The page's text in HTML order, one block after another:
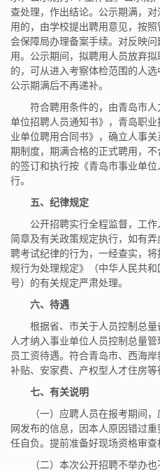
查处理，作出结论。公示期满，
用的，由学校提出聘用意见，按
会保障局办理备案手续。对反映
用。公示期间，拟聘用人员放弃
的，可从进入考察体检范围的人选
公示期满后不再递补。
符合聘用条件的，由青岛市
单位招聘人员通知书》，青岛职
业单位聘用合同书》，确立人事
期制度，期满合格的正式聘用，
的签订和执行按《青岛市事业单
行。
五、纪律规定
公开招聘实行全程监督，工
简章及有关政策规定执行，如有
聘考试纪律的行为，一经查实，
规行为处理规定》（中华人民共
号）的有关规定严肃处理。
六、待遇
根据省、市关于人员控制总
人才纳入事业单位人员控制总量
员工资待遇。符合青岛市、西海
补贴、安家费、产权型人才住房等
七、有关说明
（一）应聘人员在报考期间
网发布的信息，因本人原因错过
任自负。提前准备好现场资格审查
（二）本次公开招聘不举办